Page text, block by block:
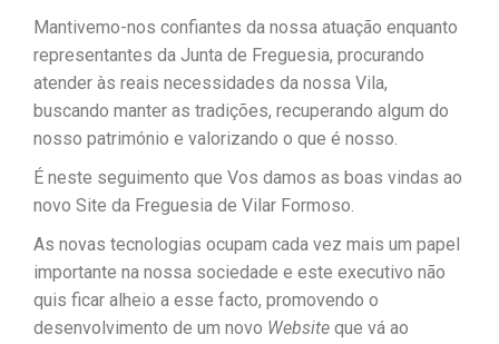
Mantivemo-nos confiantes da nossa atuação enquanto
representantes da Junta de Freguesia, procurando
atender às reais necessidades da nossa Vila,
buscando manter as tradições, recuperando algum do
nosso património e valorizando o que é nosso.
É neste seguimento que Vos damos as boas vindas ao
novo Site da Freguesia de Vilar Formoso.
As novas tecnologias ocupam cada vez mais um papel
importante na nossa sociedade e este executivo não
quis ficar alheio a esse facto, promovendo o
desenvolvimento de um novo Website que vá ao